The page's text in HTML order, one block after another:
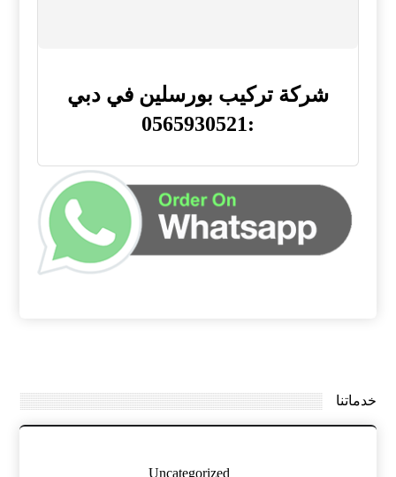
شركة تركيب بورسلين في دبي
:0565930521
خدماتنا
Uncategorized